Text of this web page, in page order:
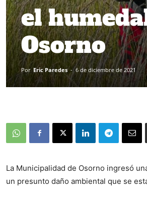
el
Osorno
Por Eric Paredes - 6 de diciembre de 2021
La Municipalidad de Osorno ingresó
un presunto daño ambiental que se